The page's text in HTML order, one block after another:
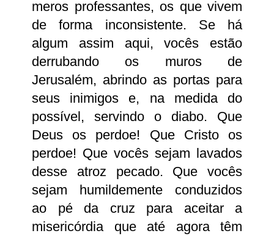
meros professantes, os que vivem
de forma inconsistente. Se há
algum assim aqui, vocês estão
derrubando os muros de
Jerusalém, abrindo as portas para
seus inimigos e, na medida do
possível, servindo o diabo. Que
Deus os perdoe! Que Cristo os
perdoe! Que vocês sejam lavados
desse atroz pecado. Que vocês
sejam humildemente conduzidos
ao pé da cruz para aceitar a
misericórdia que até agora têm